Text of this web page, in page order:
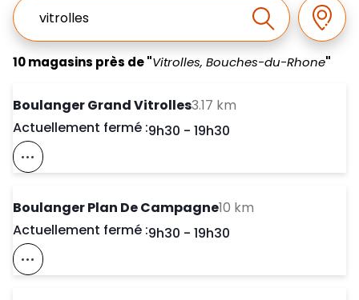
Ville, Region, Code postal ou Ville & Pays
Effectuer la
10 magasins près de "Vitrolles, Bouches-du-Rhone"
Boulanger Grand Vitrolles3.17 km
Actuellement fermé :Day of the Week
9h30 - 19h30
Voir Ce Magasin Sur La Carte
Boulanger Plan De Campagne10 km
Actuellement fermé :Day of the Week
9h30 - 19h30
Voir Ce Magasin Sur La Carte